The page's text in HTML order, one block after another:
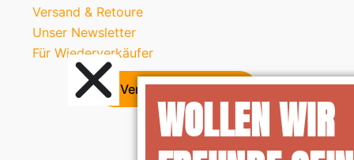
Versand & Retoure
Unser Newsletter
Für Wiederverkäufer
Vertrag widerrufen
Mit unserem Newsletter bleibst Du
informiert, wenn es was Neues für
hilfst einem kleinen Seifen-Startup,
Keine Angst: wir ballern Dich nicht
Nonsens zu, darauf haben wir selber